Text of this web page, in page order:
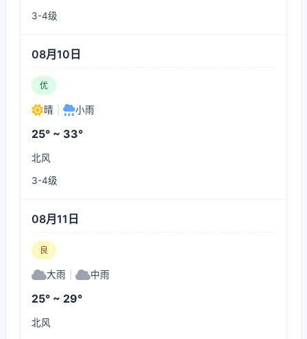
3-4级
08月10日
优
晴 小雨
25° ~ 33°
北风
3-4级
08月11日
良
大雨 中雨
25° ~ 29°
北风